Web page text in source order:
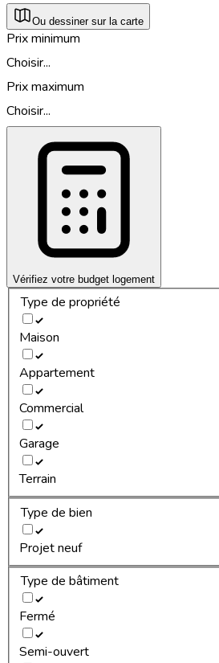
Ou dessiner sur la carte
Prix minimum
Choisir...
Prix maximum
Choisir...
Vérifiez votre budget logement
Type de propriété
Maison
Appartement
Commercial
Garage
Terrain
Type de bien
Projet neuf
Type de bâtiment
Fermé
Semi-ouvert